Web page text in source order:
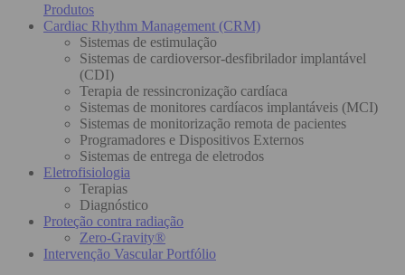
Produtos
Cardiac Rhythm Management (CRM)
Sistemas de estimulação
Sistemas de cardioversor-desfibrilador implantável
(CDI)
Terapia de ressincronização cardíaca
Sistemas de monitores cardíacos implantáveis (MCI)
Sistemas de monitorização remota de pacientes
Programadores e Dispositivos Externos
Sistemas de entrega de eletrodos
Eletrofisiologia
Terapias
Diagnóstico
Proteção contra radiação
Zero-Gravity®
Intervenção Vascular Portfólio